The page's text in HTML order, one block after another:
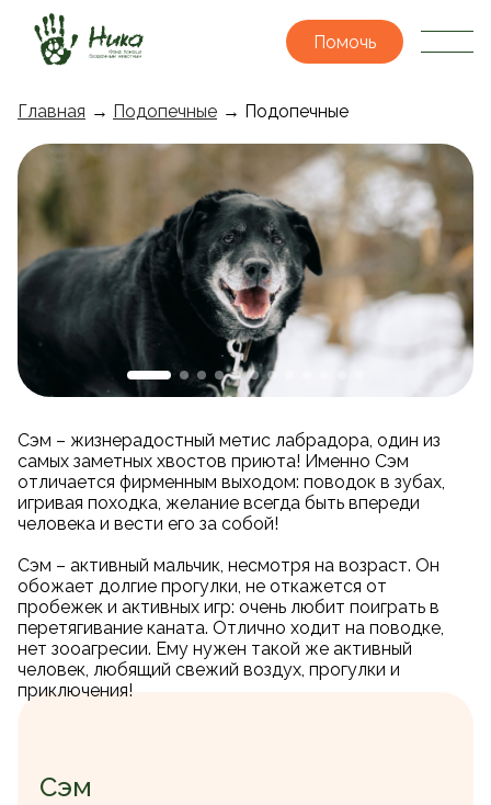
Помочь
Главная → Подопечные → Подопечные
Сэм – жизнерадостный метис лабрадора, один из
самых заметных хвостов приюта! Именно Сэм
отличается фирменным выходом: поводок в зубах,
игривая походка, желание всегда быть впереди
человека и вести его за собой!
Сэм – активный мальчик, несмотря на возраст. Он
обожает долгие прогулки, не откажется от
пробежек и активных игр: очень любит поиграть в
перетягивание каната. Отлично ходит на поводке,
нет зооагресии. Ему нужен такой же активный
человек, любящий свежий воздух, прогулки и
приключения!
Сэм